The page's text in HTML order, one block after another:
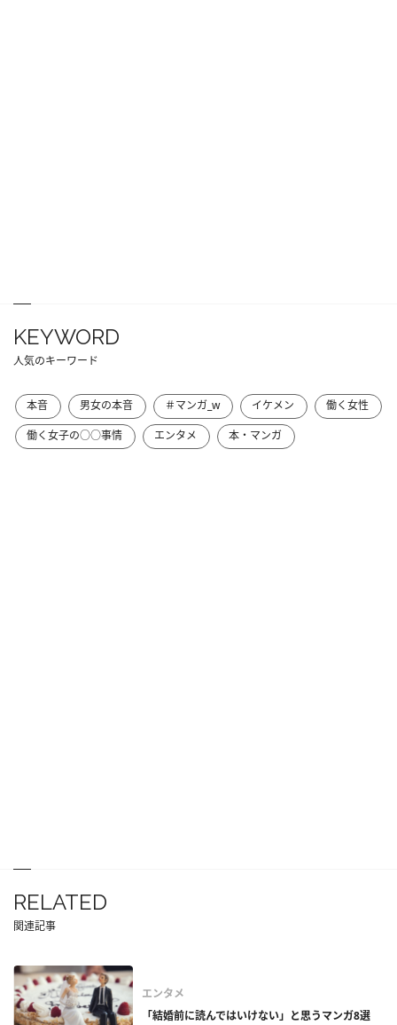
KEYWORD
人気のキーワード
本音 男女の本音 ＃マンガ_w イケメン
働く女性
働く女子の○○事情
エンタメ 本・マンガ
RELATED
関連記事
エンタメ
「結婚前に読んではいけない」と思うマンガ8選